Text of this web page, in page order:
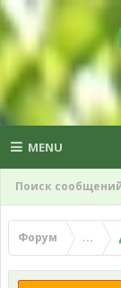
MENU
Поиск
Форум ...